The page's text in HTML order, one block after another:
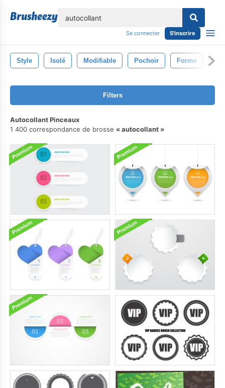
Se connecter S'inscrire
Style Isolé Modifiable Pochoir Forme
Filters
Autocollant Pinceaux
1 400 correspondance de brosse
autocollant